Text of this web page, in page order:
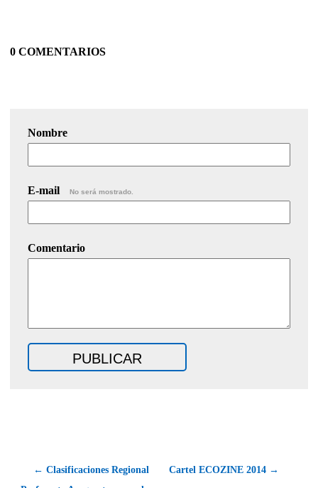
0 COMENTARIOS
Nombre
E-mail No será mostrado.
Comentario
← Clasificaciones Regional
Cartel ECOZINE 2014 →